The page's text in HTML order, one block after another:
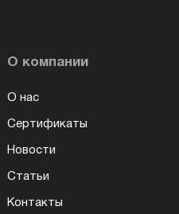
О компании
О нас
Сертификаты
Новости
Статьи
Контакты